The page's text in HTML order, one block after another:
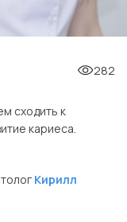
282
сходить к
кариеса.
Кирилл